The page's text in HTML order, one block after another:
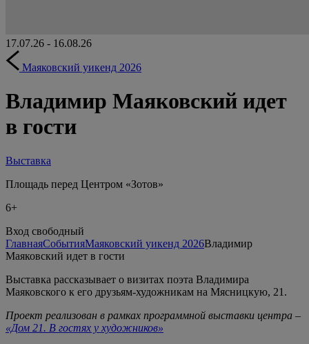
17.07.26 - 16.08.26
Маяковский уикенд 2026
Владимир Маяковский идет
в гости
Выставка
Площадь перед Центром «Зотов»
6+
Вход свободный
ГлавнаяСобытияМаяковский уикенд 2026Владимир
Маяковский идет в гости
Выставка рассказывает о визитах поэта Владимира
Маяковского к его друзьям-художникам на Мясницкую, 21.
Проект реализован в рамках программной выставки центра –
«Дом 21. В гостях у художников»